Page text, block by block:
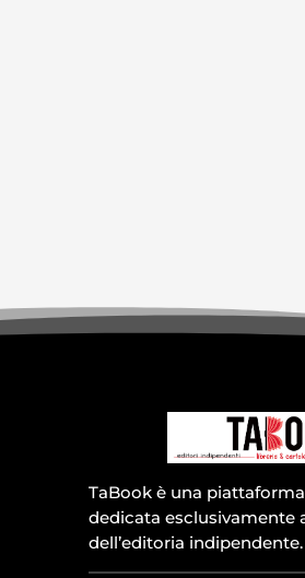
TaBook è una
dedicata esclusivamente
dell’editoria indipendente.